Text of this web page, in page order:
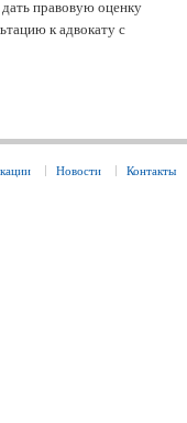
правовую оценку
к адвокату с
Новости Контакты